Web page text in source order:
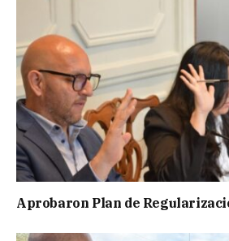
Aprobaron Plan de